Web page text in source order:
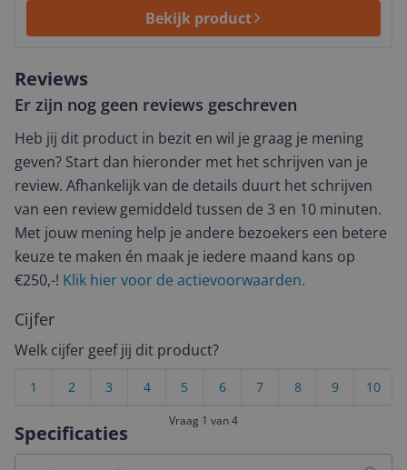
Bekijk product
Specificaties
Reviews
Er zijn nog geen reviews geschreven
Heb jij dit product in bezit en wil je graag je mening
geven? Start dan hieronder met het schrijven van je
review. Afhankelijk van de details duurt het schrijven
van een review gemiddeld tussen de 3 en 10 minuten.
Met jouw mening help je andere bezoekers een betere
keuze te maken én maak je iedere maand kans op
€250,-! Klik hier voor de actievoorwaarden.
Cijfer
Welk cijfer geef jij dit product?
10
9
8
7
6
5
4
3
2
1
Vraag 1 van 4